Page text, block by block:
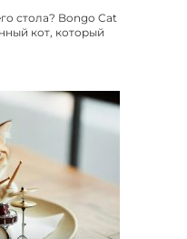
стола? Bongo Cat
кот, который